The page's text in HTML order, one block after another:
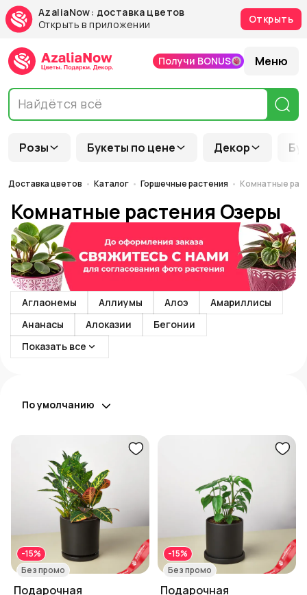
AzaliaNow: доставка цветов
Открыть в приложении
Открыть
Розы Букеты по цене Декор
Получи BONUS Меню
Доставка цветов Каталог Горшечные растения Комнатные
Комнатные растения Озеры
Аглаонемы Аллиумы Алоэ
Амариллисы
Ананасы
Алоказии
Бегонии
Показать все
По умолчанию
-15%
Без промо
Подарочная
-15%
Без промо
Подарочная